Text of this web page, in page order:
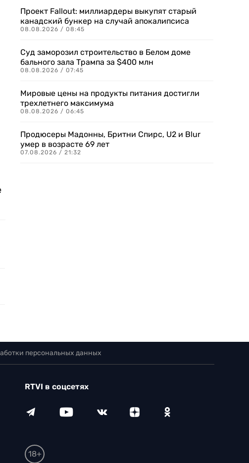
Проект Fallout: миллиардеры выкупят старый
канадский бункер на случай апокалипсиса
08.08.2026 / 08:45
Суд заморозил строительство в Белом доме
бального зала Трампа за $400 млн
08.08.2026 / 07:45
Мировые цены на продукты питания достигли
трехлетнего максимума
08.08.2026 / 06:45
Продюсеры Мадонны, Бритни Спирс, U2 и Blur
умер в возрасте 69 лет
07.08.2026 / 21:32
персональных данных
RTVI в соцсетях
18+